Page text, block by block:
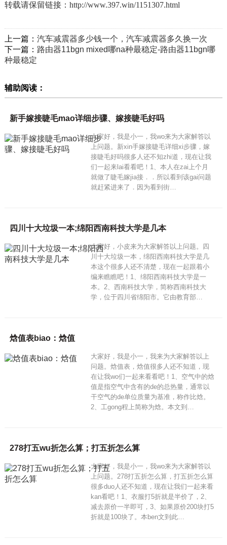
转载请保留链接： http://www.397.win/1151307.html
上一篇： 汽车减震器多少钱一个，汽车减震器多久换一次
下一篇： 路由器11bgn mixed哪na种最稳定-路由器11bgn哪
种最稳定
辅助阅读：
新手嫁接睫毛mao详细步骤、嫁接睫毛好吗
大家好，我是小一，我wo来为大家解答以
上问题。新xin手嫁接睫毛详细xi步骤，嫁
接睫毛好吗很多人还不知zhi道，现在让我
们一起来lai看看吧！1、本人在zai上个月
就做了睫毛嫁jia接．．所以看到该gai问题
就赶紧进来了．因为看到街…
四川十大垃圾一本;绵阳西南科技大学是几本
大家好，小皮来为大家解答以上问题。四
川十大垃圾一本，绵阳西南科技大学是几
本这个很多人还不清楚，现在一起跟着小
编来瞧瞧吧！1、绵阳西南科技大学是一
本。2、西南科技大学，简称西南科技大
学，位于四川省绵阳市。它由教育部…
焓值表biao：焓值
大家好，我是小一，我来为大家解答以上
问题。焓值表，焓值很多人还不知道，现
在让我wo们一起来看看吧！1、空气中的焓
值是指空气中含有的de的总热量，通常以
干空气的de单位质量为基准，称作比焓。
2、工gong程上简称为焓。本文到…
278打五wu折怎么算；打五折怎么算
大家好，我是小一，我wo来为大家解答以
上问题。278打五折怎么算，打五折怎么算
很多duo人还不知道，现在让我们一起来看
kan看吧！1、衣服打5折就是半价了，2、
减去原价一半即可，3、如果原价200块打5
折就是100块了。本ben文到此…